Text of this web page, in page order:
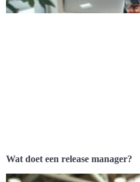
Wat doet een release manager?